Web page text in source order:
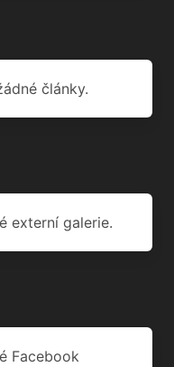
články.
externí galerie.
Facebook